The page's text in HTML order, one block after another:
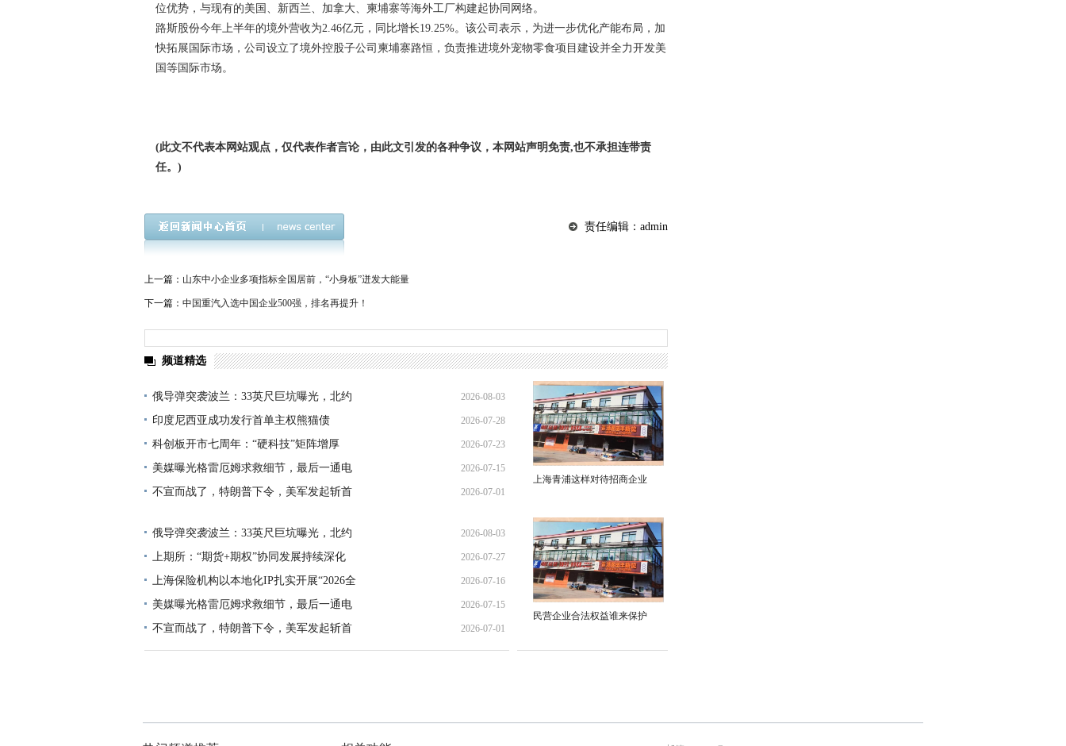
位优势，与现有的美国、新西兰、加拿大、柬埔寨等海外工厂构建起协同网络。
路斯股份今年上半年的境外营收为2.46亿元，同比增长19.25%。该公司表示，为进一步优化产能布局，加
快拓展国际市场，公司设立了境外控股子公司柬埔寨路恒，负责推进境外宠物零食项目建设并全力开发美
国等国际市场。
(此文不代表本网站观点，仅代表作者言论，由此文引发的各种争议，本网站声明免责,也不承担连带责
任。)
责任编辑：admin
上一篇： 山东中小企业多项指标全国居前，“小身板”迸发大能量
下一篇： 中国重汽入选中国企业500强，排名再提升！
频道精选
俄导弹突袭波兰：33英尺巨坑曝光，北约 2026-08-03
01:45:28
印度尼西亚成功发行首单主权熊猫债 2026-07-28
21:11:10
科创板开市七周年：“硬科技”矩阵增厚 2026-07-23
17:02:44
美媒曝光格雷厄姆求救细节，最后一通电 2026-07-15
12:35:31
不宣而战了，特朗普下令，美军发起斩首 2026-07-01
俄导弹突袭波兰：33英尺巨坑曝光，北约 2026-08-03
01:45:28
上期所：“期货+期权”协同发展持续深化 2026-07-27
13:02:22
上海保险机构以本地化IP扎实开展“2026全 2026-07-16
21:40:30
美媒曝光格雷厄姆求救细节，最后一通电 2026-07-15
12:35:31
不宣而战了，特朗普下令，美军发起斩首 2026-07-01
02:34:54
上海青浦这样对待招商企业
民营企业合法权益谁来保护